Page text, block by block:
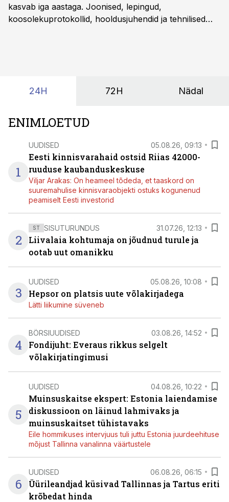
kasvab iga aastaga. Joonised, lepingud,
koosolekuprotokollid, hooldusjuhendid ja tehnilised
24H 72H Nädal
ENIMLOETUD
1
UUDISED 05.08.26, 09:13
Eesti kinnisvarahaid ostsid Riias 42000-
ruuduse kaubanduskeskuse
Viljar Arakas: On heameel tõdeda, et taaskord on
suuremahulise kinnisvaraobjekti ostuks kogunenud
peamiselt Eesti investorid
2
ST SISUTURUNDUS 31.07.26, 12:13
Liivalaia kohtumaja on jõudnud turule ja
ootab uut omanikku
3
UUDISED 05.08.26, 10:08
Hepsor on platsis uute võlakirjadega
Lätti liikumine süveneb
4
BÖRSIUUDISED 03.08.26, 14:52
Fondijuht: Everaus rikkus selgelt
võlakirjatingimusi
5
UUDISED 04.08.26, 10:22
Muinsuskaitse ekspert: Estonia laiendamise
diskussioon on läinud lahmivaks ja
muinsuskaitset tühistavaks
Eile hommikuses intervjuus tuli juttu Estonia juurdeehituse
mõjust Tallinna vanalinna väärtustele
6
UUDISED 06.08.26, 06:15
Üürileandjad küsivad Tallinnas ja Tartus eriti
krõbedat hinda